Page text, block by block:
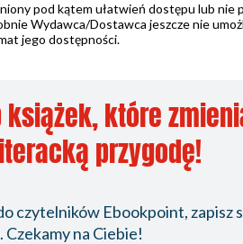
pod kątem ułatwień dostępu lub
Wydawca/Dostawca jeszcze nie
jego dostępności.
książek, które
przygodę!
czytelników Ebookpoint, zapisz
. Czekamy na Ciebie!